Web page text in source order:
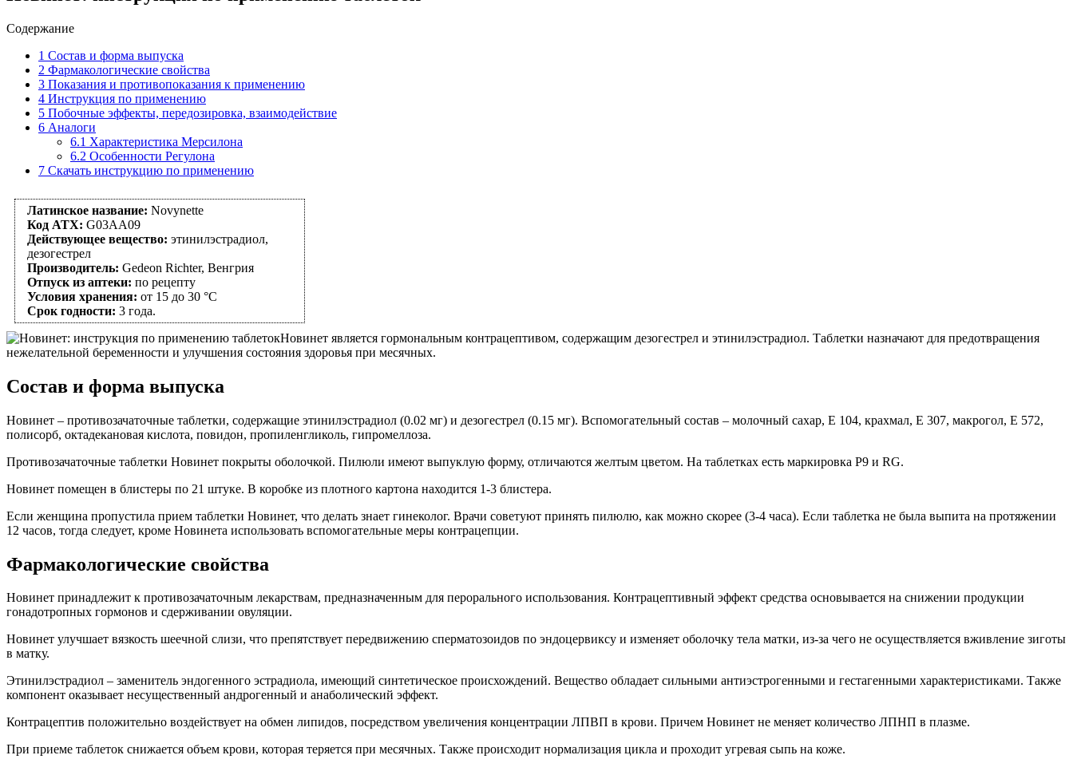
Содержание
1 Состав и форма выпуска
2 Фармакологические свойства
3 Показания и противопоказания к применению
4 Инструкция по применению
5 Побочные эффекты, передозировка, взаимодействие
6 Аналоги
6.1 Характеристика Мерсилона
6.2 Особенности Регулона
7 Скачать инструкцию по применению
Латинское название: Novynette
Код АТХ: G03AA09
Действующее вещество: этинилэстрадиол,
дезогестрел
Производитель: Gedeon Richter, Венгрия
Отпуск из аптеки: по рецепту
Условия хранения: от 15 до 30 °C
Срок годности: 3 года.
Новинет является гормональным контрацептивом, содержащим дезогестрел и этинилэстрадиол. Таблетки назначают для предотвращения
нежелательной беременности и улучшения состояния здоровья при месячных.
Состав и форма выпуска
Новинет – противозачаточные таблетки, содержащие этинилэстрадиол (0.02 мг) и дезогестрел (0.15 мг). Вспомогательный состав – молочный сахар, Е 104, крахмал, Е 307, макрогол, Е 572,
полисорб, октадекановая кислота, повидон, пропиленгликоль, гипромеллоза.
Противозачаточные таблетки Новинет покрыты оболочкой. Пилюли имеют выпуклую форму, отличаются желтым цветом. На таблетках есть маркировка P9 и RG.
Новинет помещен в блистеры по 21 штуке. В коробке из плотного картона находится 1-3 блистера.
Если женщина пропустила прием таблетки Новинет, что делать знает гинеколог. Врачи советуют принять пилюлю, как можно скорее (3-4 часа). Если таблетка не была выпита на протяжении
12 часов, тогда следует, кроме Новинета использовать вспомогательные меры контрацепции.
Фармакологические свойства
Новинет принадлежит к противозачаточным лекарствам, предназначенным для перорального использования. Контрацептивный эффект средства основывается на снижении продукции
гонадотропных гормонов и сдерживании овуляции.
Новинет улучшает вязкость шеечной слизи, что препятствует передвижению сперматозоидов по эндоцервиксу и изменяет оболочку тела матки, из-за чего не осуществляется вживление зиготы
в матку.
Этинилэстрадиол – заменитель эндогенного эстрадиола, имеющий синтетическое происхождений. Вещество обладает сильными антиэстрогенными и гестагенными характеристиками. Также
компонент оказывает несущественный андрогенный и анаболический эффект.
Контрацептив положительно воздействует на обмен липидов, посредством увеличения концентрации ЛПВП в крови. Причем Новинет не меняет количество ЛПНП в плазме.
При приеме таблеток снижается объем крови, которая теряется при месячных. Также происходит нормализация цикла и проходит угревая сыпь на коже.